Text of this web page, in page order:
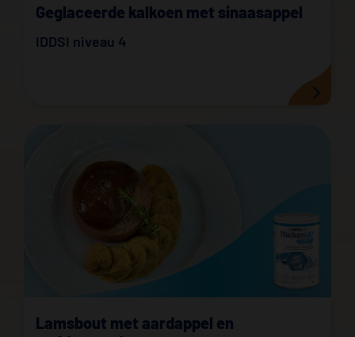
Geglaceerde kalkoen met sinaasappel
IDDSI niveau 4
Lamsbout met aardappel en